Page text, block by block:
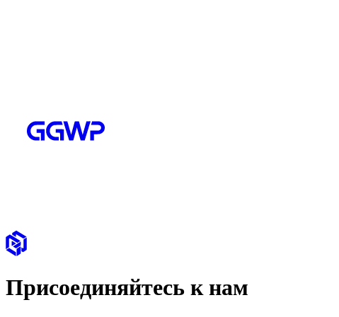
Присоединяйтесь к нам